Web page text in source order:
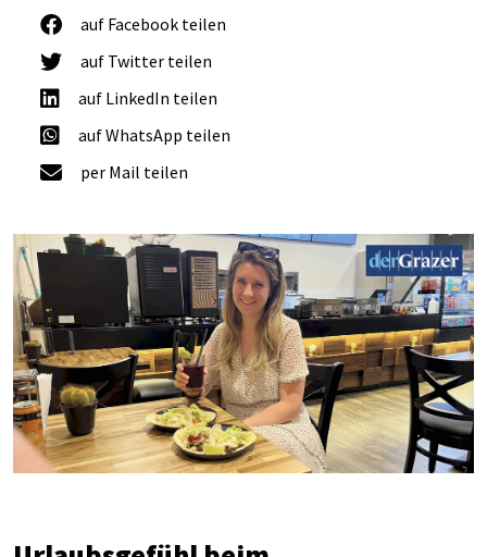
auf Facebook teilen
auf Twitter teilen
auf LinkedIn teilen
auf WhatsApp teilen
per Mail teilen